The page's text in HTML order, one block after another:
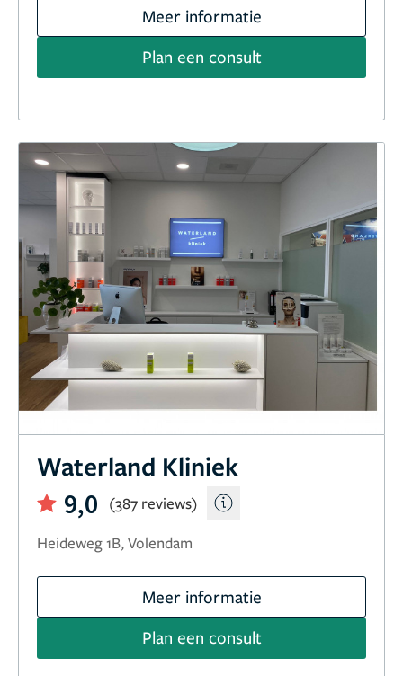
Meer informatie
Plan een consult
Waterland Kliniek
9,0
(387 reviews)
Heideweg 1B, Volendam
Meer informatie
Plan een consult